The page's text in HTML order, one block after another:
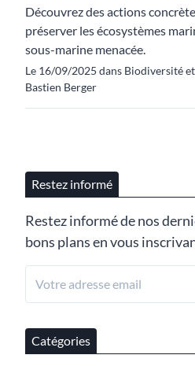
Découvrez des actions
préserver les écosystèmes
sous-marine menacée.
Le 16/09/2025 dans Biodiversité
Bastien Berger
Restez informé
Restez informé de nos
bons plans en vous
Catégories